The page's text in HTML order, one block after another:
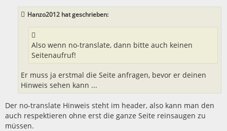
Hanzo2012 hat geschrieben:
Also wenn no-translate, dann bitte auch keinen
Seitenaufruf!
Er muss ja erstmal die Seite anfragen, bevor er deinen
Hinweis sehen kann ...
Der no-translate Hinweis steht im header, also kann man den
auch respektieren ohne erst die ganze Seite reinsaugen zu
müssen.